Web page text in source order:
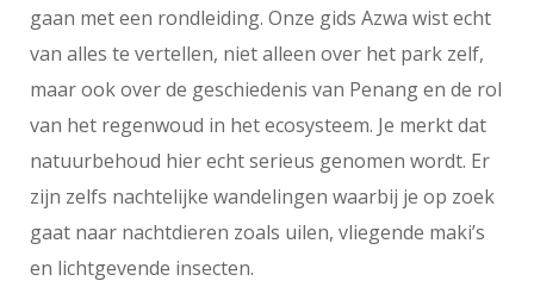
gaan met een rondleiding. Onze gids Azwa wist echt
van alles te vertellen, niet alleen over het park zelf,
maar ook over de geschiedenis van Penang en de rol
van het regenwoud in het ecosysteem. Je merkt dat
natuurbehoud hier echt serieus genomen wordt. Er
zijn zelfs nachtelijke wandelingen waarbij je op zoek
gaat naar nachtdieren zoals uilen, vliegende maki’s
en lichtgevende insecten.